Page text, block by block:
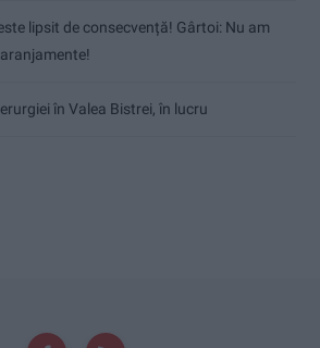
lipsit de consecvență! Gârtoi: Nu am
în Valea Bistrei, în lucru